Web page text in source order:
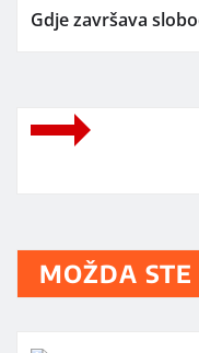
Gdje završava
MOŽDA STE